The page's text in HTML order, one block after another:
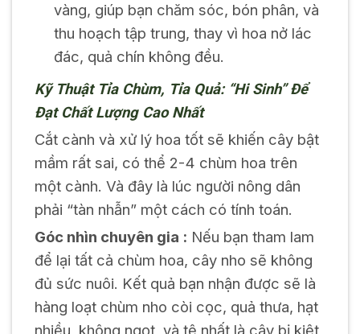
vàng, giúp bạn chăm sóc, bón phân, và
thu hoạch tập trung, thay vì hoa nở lác
đác, quả chín không đều.
Kỹ Thuật Tỉa Chùm, Tỉa Quả: “Hi Sinh” Để
Đạt Chất Lượng Cao Nhất
Cắt cành và xử lý hoa tốt sẽ khiến cây bật
mầm rất sai, có thể 2-4 chùm hoa trên
một cành. Và đây là lúc người nông dân
phải “tàn nhẫn” một cách có tính toán.
Góc nhìn chuyên gia : Nếu bạn tham lam
để lại tất cả chùm hoa, cây nho sẽ không
đủ sức nuôi. Kết quả bạn nhận được sẽ là
hàng loạt chùm nho còi cọc, quả thưa, hạt
nhiều, không ngọt, và tệ nhất là cây bị kiệt